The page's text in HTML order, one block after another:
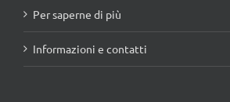
Per saperne di più
Informazioni e contatti